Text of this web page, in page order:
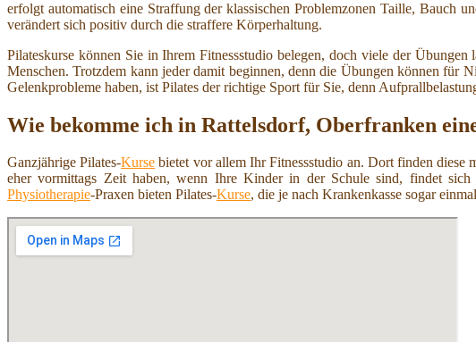
erfolgt automatisch eine Straffung der klassischen Problemzonen Taille, Bauch
verändert sich positiv durch die straffere Körperhaltung.
Pilateskurse können Sie in Ihrem Fitnessstudio belegen, doch viele der
Menschen. Trotzdem kann jeder damit beginnen, denn die Übungen können
Gelenkprobleme haben, ist Pilates der richtige Sport für Sie, denn
Wie bekomme ich in Rattelsdorf, Oberfranken
Ganzjährige Pilates-Kurse bietet vor allem Ihr Fitnessstudio an. Dort finden diese
eher vormittags Zeit haben, wenn Ihre Kinder in der Schule sind, findet sich
Physiotherapie-Praxen bieten Pilates-Kurse, die je nach Krankenkasse sogar